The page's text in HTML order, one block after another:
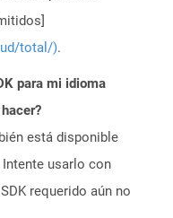
total/).
para mi idioma
está disponible
usarlo con
requerido aún no